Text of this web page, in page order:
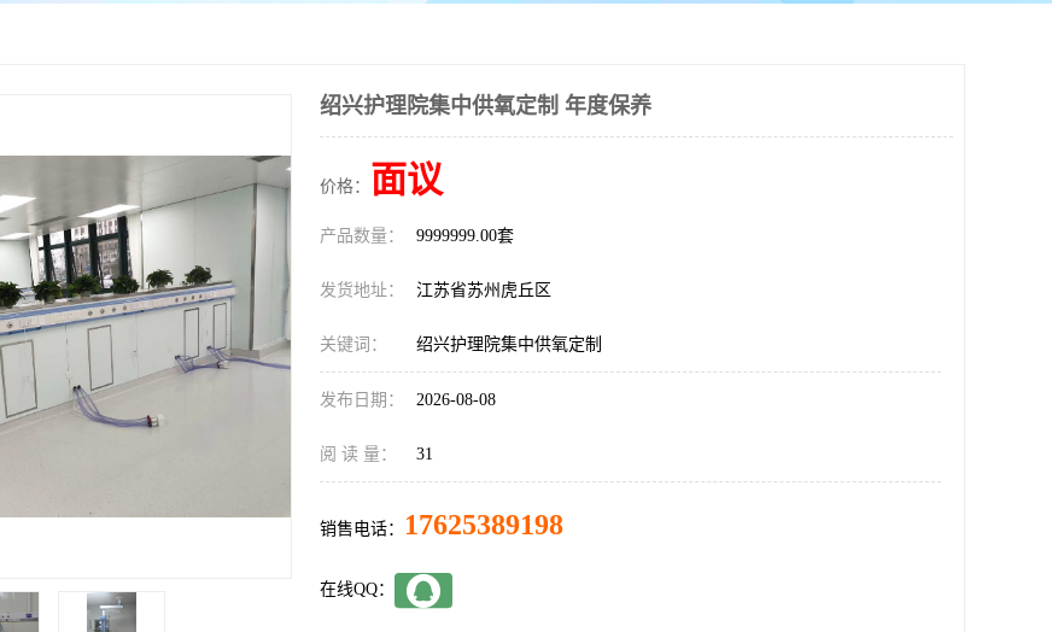
绍兴护理院集中供氧定制 年度保养
价格： 面议
产品数量： 9999999.00套
发货地址： 江苏省苏州虎丘区
关键词： 绍兴护理院集中供氧定制
发布日期： 2026-08-08
阅 读 量： 31
销售电话： 17625389198
在线QQ：